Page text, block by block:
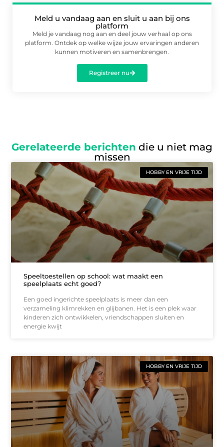
Meld u vandaag aan en sluit u aan bij ons
platform
Meld je vandaag nog aan en deel jouw verhaal op ons
platform. Ontdek op welke wijze jouw ervaringen anderen
kunnen motiveren en samenbrengen.
Registreer nu
Gerelateerde berichten die u niet mag
missen
HOBBY EN VRIJE TIJD
Speeltoestellen op school: wat maakt een
speelplaats echt goed?
Een goed ingerichte speelplaats is meer dan een
verzameling klimrekken en glijbanen. Het is een plek waar
kinderen zich ontwikkelen, vriendschappen sluiten en
energie kwijt
HOBBY EN VRIJE TIJD